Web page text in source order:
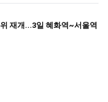
재개...3일 혜화역~서울역